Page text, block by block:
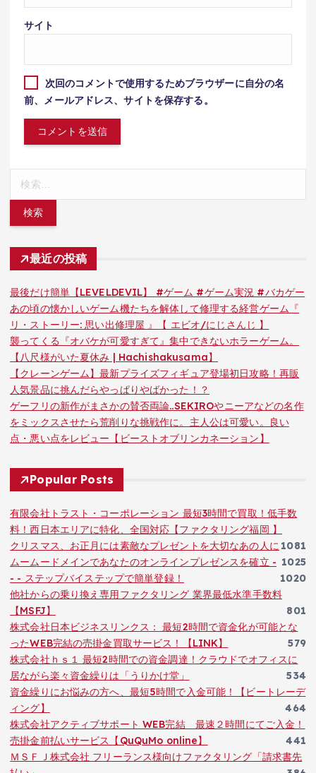
サイト
次回のコメントで使用するためブラウザーに自分の名
前、メールアドレス、サイトを保存する。
最近の投稿
最後だけ簡単【LEVELDEVIL】 #ゲーム #ゲーム実況 #バカゲー
あの頃の懐かしいゲーム機たちを解体して修理する経営ゲーム『
リ・ストーリー: 思い出修理屋 』【 エビオ/にじさんじ 】
襲ってくる『オバケが可愛すぎて』集中できないホラーゲーム。
【八尺様がいた夏休み | Hachishakusama】
【クレーンゲーム】最新プライズフィギュア登場初日攻略！再販
人気景品に挑んだらやっぱりやばかった！？
ゲーフリの新作がまさかの賛否両論..SEKIROやニーアなどの名作
をミックスさせたら荒削りな挑戦作に。主人公は可愛い。良い
点・悪い点をレビュー【ビーストオブリンカネーション】
Popular Posts
有限会社トラスト・コーポレーション 最短3時間で買取！低手数
料！西日本エリアに特化、全国対応【ファクタリング福岡 】
1081
クリスマス、お正月には素敵なプレゼントを大切なあの人に
1025
ムームードメインであなたのオンラインプレゼンスを確立 -
- - ステップバイステップで簡単登録！
1020
他社からの乗り換え専用ファクタリング 業界最低水準手数料
【MSFJ】
801
株式会社日本ビジネスリンクス： 最短2時間で資金化が可能とな
ったWEB完結の売掛金買取サービス！【LINK】
579
株式会社ｈｓ１ 最短2時間での資金調達！クラウドでオフィスに
居ながら楽々資金繰りは「うりかけ堂」
534
資金繰りにお悩みの方へ、最短5時間で入金可能！【ビートレーデ
ィング】
464
株式会社アクティブサポート WEB完結 最速２時間にてご入金！
売掛金前払いサービス【QuQuMo online】
441
ＭＳＦＪ株式会社 フリーランス様向けファクタリング「請求書先